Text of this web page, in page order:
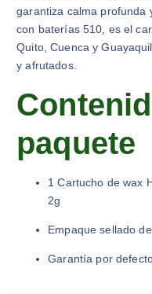
garantiza calma profunda
con baterías 510, es el
Quito, Cuenca y
y afrutados.
paquete
1 Cartucho de wax
2g
Empaque sellado
Garantía por